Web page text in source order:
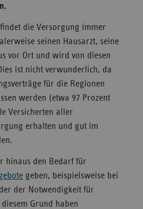
die Versorgung immer
seinen Hausarzt, seine
vor Ort und wird von diesen
ist nicht verwunderlich, da
für die Regionen
werden (etwa 97 Prozent
Versicherten aller
erhalten und gut im
hinaus den Bedarf für
geben, beispielsweise bei
der Notwendigkeit für
Grund haben